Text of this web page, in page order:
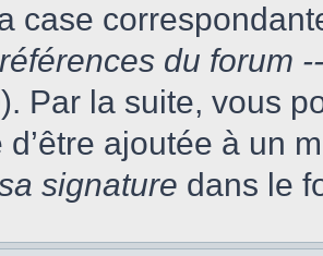
case
du forum
). Par la suite, vous
d’être ajoutée à un
signature dans le